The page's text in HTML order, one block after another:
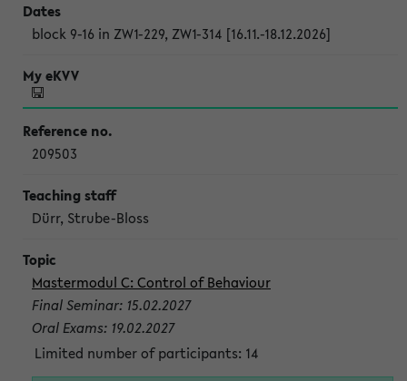
block 9-16 in ZW1-229, ZW1-314 [16.11.-18.12.2026]
209503
Dürr, Strube-Bloss
Mastermodul C: Control of Behaviour
Final Seminar: 15.02.2027
Oral Exams: 19.02.2027
Limited number of participants: 14